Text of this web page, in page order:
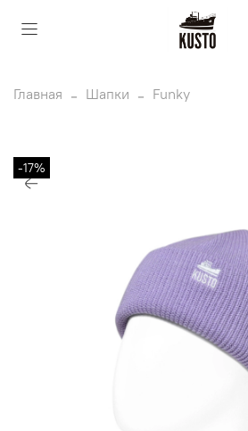
Главная Шапки Funky
-17%